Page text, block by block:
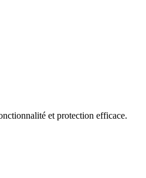
et protection efficace.